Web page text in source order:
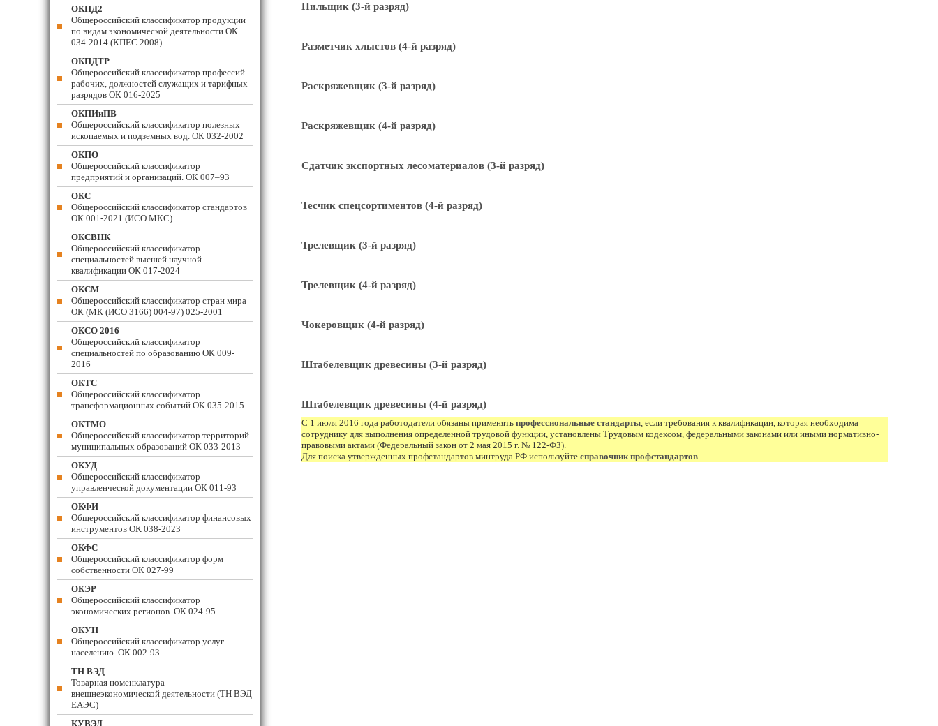
Пильщик (3-й разряд)
Разметчик хлыстов (4-й разряд)
Раскряжевщик (3-й разряд)
Раскряжевщик (4-й разряд)
Сдатчик экспортных лесоматериалов (3-й разряд)
Тесчик спецсортиментов (4-й разряд)
Трелевщик (3-й разряд)
Трелевщик (4-й разряд)
Чокеровщик (4-й разряд)
Штабелевщик древесины (3-й разряд)
Штабелевщик древесины (4-й разряд)
С 1 июля 2016 года работодатели обязаны применять профессиональные стандарты, если требования к квалификации, которая необходима
сотруднику для выполнения определенной трудовой функции, установлены Трудовым кодексом, федеральными законами или иными нормативно-
правовыми актами (Федеральный закон от 2 мая 2015 г. № 122-ФЗ).
Для поиска утвержденных профстандартов минтруда РФ используйте справочник профстандартов.
ОКПД2
Общероссийский классификатор продукции
по видам экономической деятельности ОК
034-2014 (КПЕС 2008)
ОКПДТР
Общероссийский классификатор профессий
рабочих, должностей служащих и тарифных
разрядов ОК 016-2025
ОКПИиПВ
Общероссийский классификатор полезных
ископаемых и подземных вод. ОК 032-2002
ОКПО
Общероссийский классификатор
предприятий и организаций. ОК 007–93
ОКС
Общероссийский классификатор стандартов
ОК 001-2021 (ИСО МКС)
ОКСВНК
Общероссийский классификатор
специальностей высшей научной
квалификации ОК 017-2024
ОКСМ
Общероссийский классификатор стран мира
ОК (МК (ИСО 3166) 004-97) 025-2001
ОКСО 2016
Общероссийский классификатор
специальностей по образованию ОК 009-
2016
ОКТС
Общероссийский классификатор
трансформационных событий ОК 035-2015
ОКТМО
Общероссийский классификатор территорий
муниципальных образований ОК 033-2013
ОКУД
Общероссийский классификатор
управленческой документации ОК 011-93
ОКФИ
Общероссийский классификатор финансовых
инструментов OK 038-2023
ОКФС
Общероссийский классификатор форм
собственности ОК 027-99
ОКЭР
Общероссийский классификатор
экономических регионов. ОК 024-95
ОКУН
Общероссийский классификатор услуг
населению. ОК 002-93
ТН ВЭД
Товарная номенклатура
внешнеэкономической деятельности (ТН ВЭД
ЕАЭС)
КУВЭД